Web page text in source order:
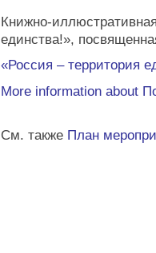
Книжно-
единства!»,
«Россия – территория
More information about
См. также План